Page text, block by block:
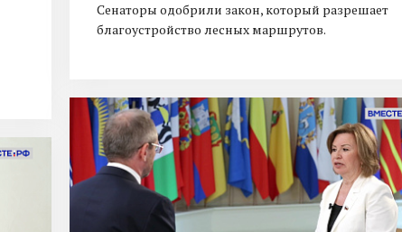
Сенаторы одобрили закон, который разрешает
благоустройство лесных маршрутов.